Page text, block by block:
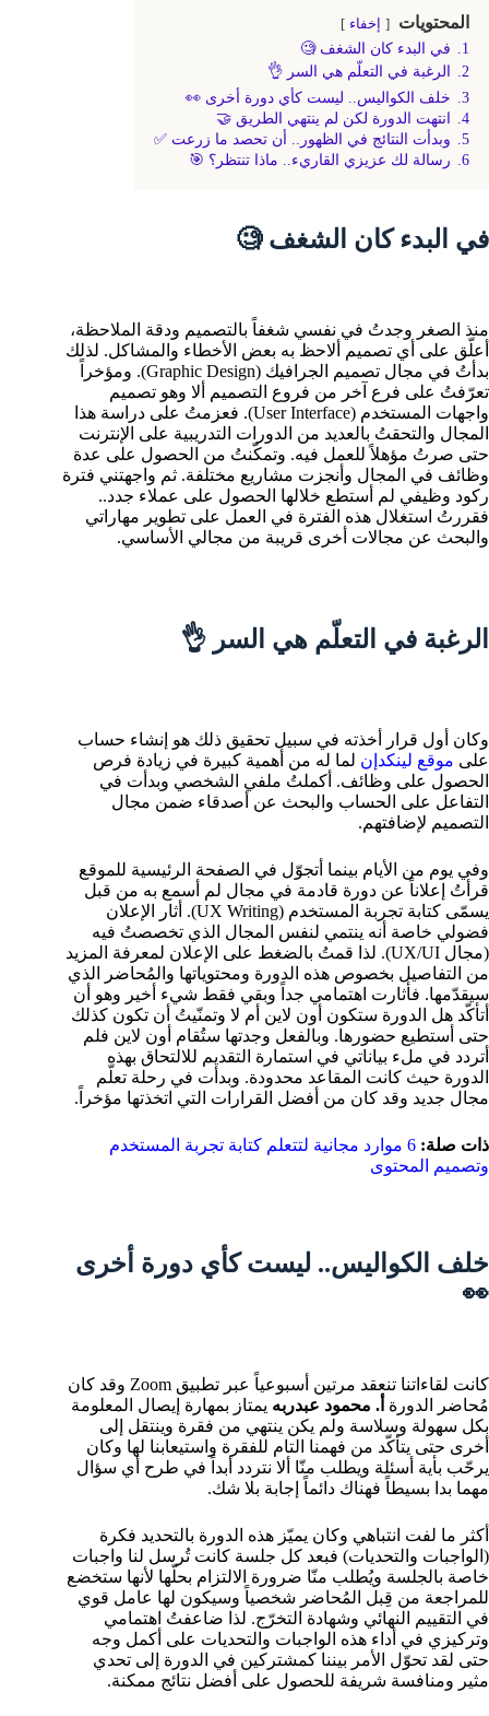
المحتويات إخفاء
1.
في البدء كان الشغف 🧐
2.
الرغبة في التعلّم هي السر 👌
3.
خلف الكواليس.. ليست كأي دورة أخرى 👀
4.
انتهت الدورة لكن لم ينتهي الطريق 🤝
5.
وبدأت النتائج في الظهور.. أن تحصد ما زرعت ✅
6.
رسالة لك عزيزي القاريء.. ماذا تنتظر؟ 🎯
في البدء كان الشغف 🧐
منذ الصغر وجدتُ في نفسي شغفاً بالتصميم ودقة الملاحظة،
أعلّق على أي تصميم ألاحظ به بعض الأخطاء والمشاكل. لذلك
بدأتُ في مجال تصميم الجرافيك (Graphic Design). ومؤخراً
تعرّفتُ على فرع آخر من فروع التصميم ألا وهو تصميم
واجهات المستخدم (User Interface). فعزمتُ على دراسة هذا
المجال والتحقتُ بالعديد من الدورات التدريبية على الإنترنت
حتى صرتُ مؤهلاً للعمل فيه. وتمكّنتُ من الحصول على عدة
وظائف في المجال وأنجزت مشاريع مختلفة. ثم واجهتني فترة
ركود وظيفي لم أستطع خلالها الحصول على عملاء جدد..
فقررتُ استغلال هذه الفترة في العمل على تطوير مهاراتي
والبحث عن مجالات أخرى قريبة من مجالي الأساسي.
الرغبة في التعلّم هي السر 👌
وكان أول قرار أخذته في سبيل تحقيق ذلك هو إنشاء حساب
على موقع لينكدإن لما له من أهمية كبيرة في زيادة فرص
الحصول على وظائف. أكملتُ ملفي الشخصي وبدأت في
التفاعل على الحساب والبحث عن أصدقاء ضمن مجال
التصميم لإضافتهم.
وفي يوم من الأيام بينما أتجوّل في الصفحة الرئيسية للموقع
قرأتُ إعلاناً عن دورة قادمة في مجال لم أسمع به من قبل
يسمّى كتابة تجربة المستخدم (UX Writing)
. أثار الإعلان
فضولي خاصة أنه ينتمي لنفس المجال الذي تخصصتُ فيه
(مجال UX/UI). لذا قمتُ بالضغط على الإعلان لمعرفة المزيد
من التفاصيل بخصوص هذه الدورة ومحتوياتها والمُحاضر الذي
سيقدّمها. فأثارت اهتمامي جداً وبقي فقط شيء أخير وهو أن
أتأكّد هل الدورة ستكون أون لاين أم لا وتمنّيتُ أن تكون كذلك
حتى أستطيع حضورها. وبالفعل وجدتها ستُقام أون لاين فلم
أتردد في ملء بياناتي في استمارة التقديم للالتحاق بهذه
الدورة حيث كانت المقاعد محدودة. وبدأت في رحلة تعلّم
مجال جديد وقد كان من أفضل القرارات التي اتخذتها مؤخراً.
ذات صلة:
6 موارد مجانية لتتعلم كتابة تجربة المستخدم
وتصميم المحتوى
خلف الكواليس.. ليست كأي دورة أخرى
👀
كانت لقاءاتنا تنعقد مرتين أسبوعياً عبر تطبيق Zoom وقد كان
مُحاضر الدورة أ. محمود عبدربه يمتاز بمهارة إيصال المعلومة
بكل سهولة وسلاسة ولم يكن ينتهي من فقرة وينتقل إلى
أخرى حتى يتأكّد من فهمنا التام للفقرة واستيعابنا لها وكان
يرحّب بأية أسئلة ويطلب منّا ألا نتردد أبداً في طرح أي سؤال
مهما بدا بسيطاً فهناك دائماً إجابة بلا شك.
أكثر ما لفت انتباهي وكان يميّز هذه الدورة بالتحديد فكرة
(الواجبات والتحديات) فبعد كل جلسة كانت تُرسل لنا واجبات
خاصة بالجلسة ويُطلب منّا ضرورة الالتزام بحلّها لأنها ستخضع
للمراجعة من قِبل المُحاضر شخصياً وسيكون لها عامل قوي
في التقييم النهائي وشهادة التخرّج. لذا ضاعفتُ اهتمامي
وتركيزي في أداء هذه الواجبات والتحديات على أكمل وجه
حتى لقد تحوّل الأمر بيننا كمشتركين في الدورة إلى تحدي
مثير ومنافسة شريفة للحصول على أفضل نتائج ممكنة.